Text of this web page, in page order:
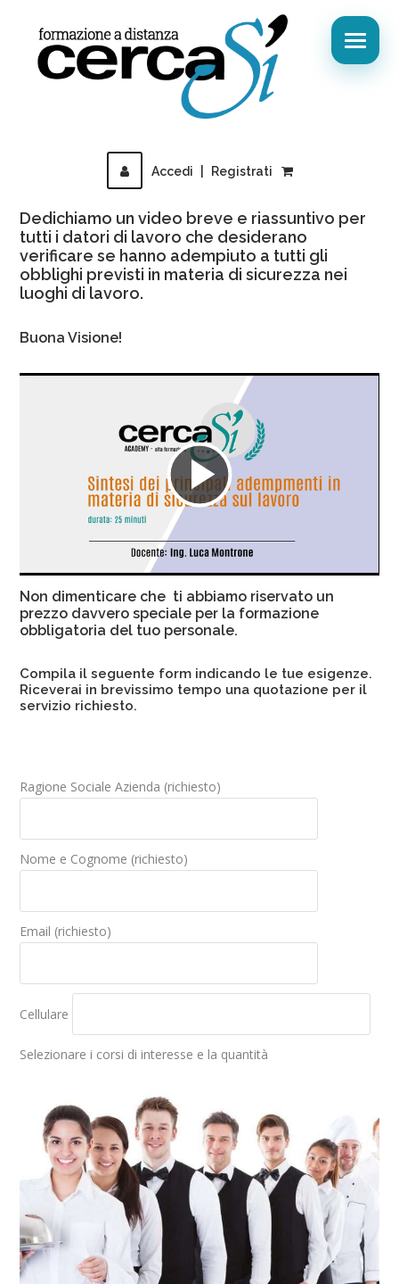
Accedi Registrati
Dedichiamo un video breve e riassuntivo per
tutti i datori di lavoro che desiderano
verificare se hanno adempiuto a tutti gli
obblighi previsti in materia di sicurezza nei
luoghi di lavoro.
Buona Visione!
Riproduci
il
video
Non dimenticare che ti abbiamo riservato un
prezzo davvero speciale per la formazione
obbligatoria del tuo personale.
Compila il seguente form indicando le tue esigenze.
Riceverai in brevissimo tempo una quotazione per il
servizio richiesto.
Ragione Sociale Azienda (richiesto)
Nome e Cognome (richiesto)
Email (richiesto)
Cellulare
Selezionare i corsi di interesse e la quantità